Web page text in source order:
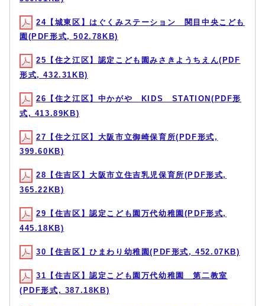
24【城東区】はぐくみステーション 関目中央こども
園(PDF形式, 502.78KB)
25【住之江区】認定こども園みさきようちえん(PDF
形式, 432.31KB)
26【住之江区】中かがや KIDS STATION(PDF形
式, 413.89KB)
27【住之江区】大阪市立御崎保育所(PDF形式,
399.60KB)
28【住吉区】大阪市立住吉乳児保育所(PDF形式,
365.22KB)
29【住吉区】認定こども園万代幼稚園(PDF形式,
445.18KB)
30【住吉区】ひまわり幼稚園(PDF形式, 452.07KB)
31【住吉区】認定こども園万代幼稚園 第二教室
(PDF形式, 387.18KB)